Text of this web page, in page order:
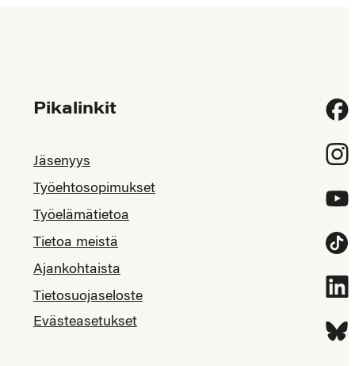
Pikalinkit
Jäsenyys
Työehtosopimukset
Työelämätietoa
Tietoa meistä
Ajankohtaista
Tietosuojaseloste
Evästeasetukset